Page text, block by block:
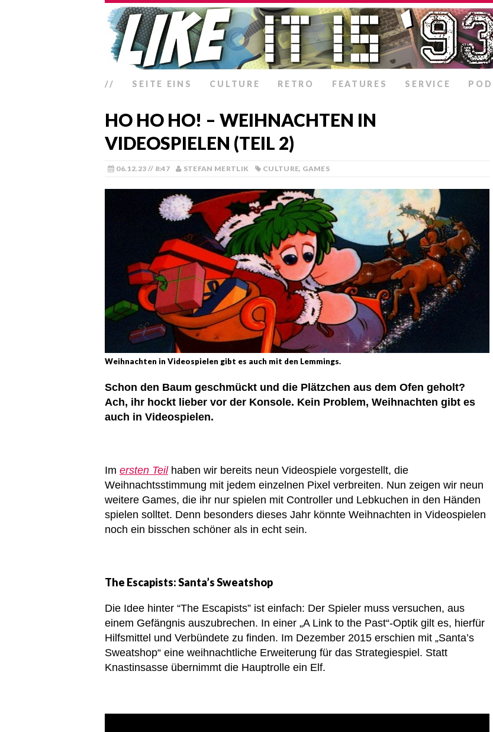
// SEITE EINS CULTURE RETRO FEATURES SERVICE
HO HO HO! – WEIHNACHTEN IN
VIDEOSPIELEN (TEIL 2)
06.12.23 // 8:47 STEFAN MERTLIK CULTURE, GAMES
Weihnachten in Videospielen gibt es auch mit den Lemmings.
Schon den Baum geschmückt und die Plätzchen aus dem Ofen geholt?
Ach, ihr hockt lieber vor der Konsole. Kein Problem, Weihnachten gibt es
auch in Videospielen.
Im ersten Teilhaben wir bereits neun Videospiele vorgestellt, die
Weihnachtsstimmung mit jedem einzelnen Pixel verbreiten. Nun zeigen wir neun
weitere Games, die ihr nur spielen mit Controller und Lebkuchen in den Händen
spielen solltet. Denn besonders dieses Jahr könnte Weihnachten in Videospielen
noch ein bisschen schöner als in echt sein.
The Escapists: Santa’s Sweatshop
Die Idee hinter “The Escapists” ist einfach: Der Spieler muss versuchen, aus
einem Gefängnis auszubrechen. In einer „A Link to the Past“-Optik gilt es, hierfür
Hilfsmittel und Verbündete zu finden. Im Dezember 2015 erschien mit „Santa’s
Sweatshop“ eine weihnachtliche Erweiterung für das Strategiespiel. Statt
Knastinsasse übernimmt die Hauptrolle ein Elf.